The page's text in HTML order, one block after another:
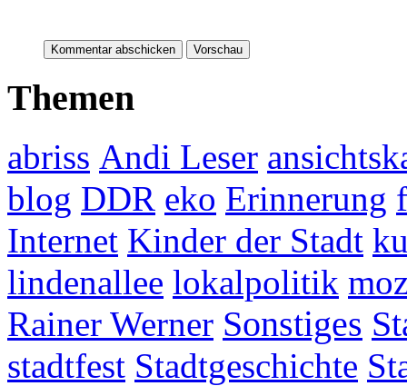
Themen
abriss Andi Leser
blog DDR eko Erinnerung
Internet Kinder der Stadt
lindenallee lokalpolitik
Rainer Werner Sonstiges
stadtfest Stadtgeschichte